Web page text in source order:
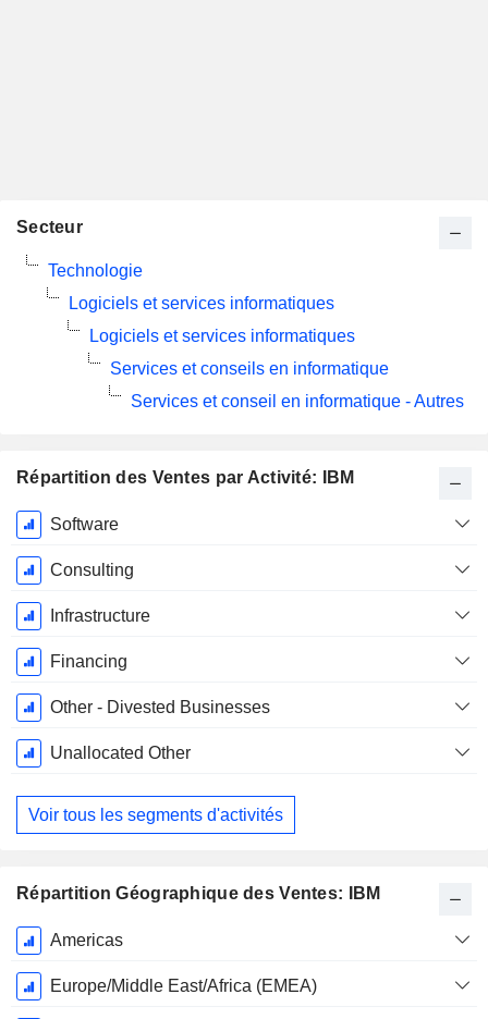
Répartition des Ventes par Activité: IBM
Période
Fiscale:
Décembre
Software
Consulting
Infrastructure
Financing
Other - Divested Businesses
Unallocated Other
Voir tous les segments d'activités
Répartition Géographique des Ventes: IBM
Période
Fiscale:
Décembre
Americas
Europe/Middle East/Africa (EMEA)
Secteur
Technologie
Logiciels et services informatiques
Logiciels et services informatiques
Services et conseils en informatique
Services et conseil en informatique - Autres